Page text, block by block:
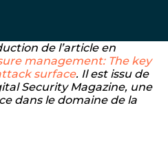
de l’article en
management: The key
surface. Il est issu de
Security Magazine, une
dans le domaine de la